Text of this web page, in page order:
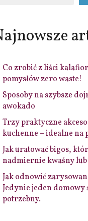
Co zrobić z liści
pomysłów zero waste!
Sposoby na szybsze
awokado
Trzy praktyczne
kuchenne – idealne na
Jak uratować bigos,
nadmiernie kwaśny lub
Jak odnowić
Jedynie jeden domowy
potrzebny.